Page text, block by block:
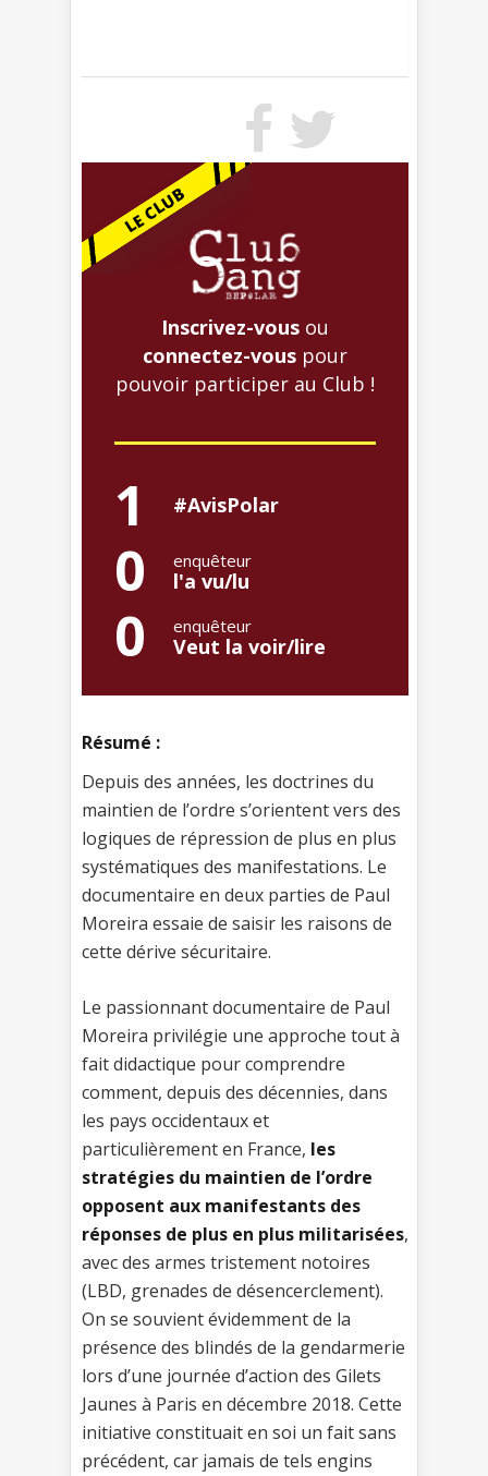
Inscrivez-vous ou
connectez-vous pour
pouvoir participer au Club !
1 #AvisPolar
0 enquêteur
l'a vu/lu
0 enquêteur
Veut la voir/lire
Résumé :
Depuis des années, les doctrines du
maintien de l’ordre s’orientent vers des
logiques de répression de plus en plus
systématiques des manifestations. Le
documentaire en deux parties de Paul
Moreira essaie de saisir les raisons de
cette dérive sécuritaire.
Le passionnant documentaire de Paul
Moreira privilégie une approche tout à
fait didactique pour comprendre
comment, depuis des décennies, dans
les pays occidentaux et
particulièrement en France, les
stratégies du maintien de l’ordre
opposent aux manifestants des
réponses de plus en plus militarisées,
avec des armes tristement notoires
(LBD, grenades de désencerclement).
On se souvient évidemment de la
présence des blindés de la gendarmerie
lors d’une journée d’action des Gilets
Jaunes à Paris en décembre 2018. Cette
initiative constituait en soi un fait sans
précédent, car jamais de tels engins